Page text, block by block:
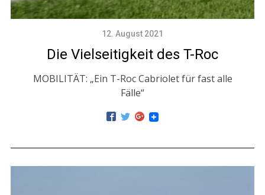
12. August 2021
Die Vielseitigkeit des T-Roc
MOBILITÄT: „Ein T-Roc Cabriolet für fast alle
Fälle“